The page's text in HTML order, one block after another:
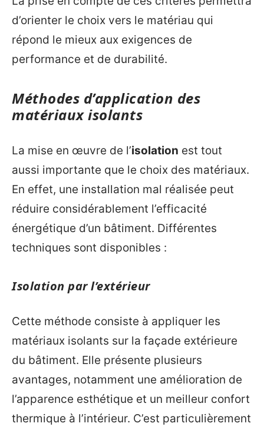
d’orienter le choix vers le matériau qui
répond le mieux aux exigences de
performance et de durabilité.
Méthodes d’application des
matériaux isolants
La mise en œuvre de l’isolation est tout
aussi importante que le choix des matériaux.
En effet, une installation mal réalisée peut
réduire considérablement l’efficacité
énergétique d’un bâtiment. Différentes
techniques sont disponibles :
Isolation par l’extérieur
Cette méthode consiste à appliquer les
matériaux isolants sur la façade extérieure
du bâtiment. Elle présente plusieurs
avantages, notamment une amélioration de
l’apparence esthétique et un meilleur confort
thermique à l’intérieur. C’est particulièrement